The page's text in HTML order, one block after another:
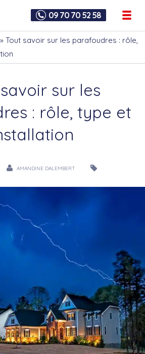
09 70 70 52 58
» Tout savoir sur les parafoudres : rôle,
sur les
: rôle, type et
AMANDINE DALEMBERT